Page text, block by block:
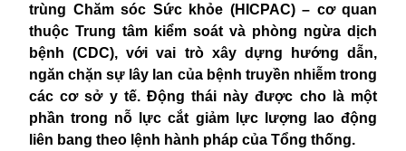
trùng Chăm sóc Sức khỏe (HICPAC) – cơ quan
thuộc Trung tâm kiểm soát và phòng ngừa dịch
bệnh (CDC), với vai trò xây dựng hướng dẫn,
ngăn chặn sự lây lan của bệnh truyền nhiễm trong
các cơ sở y tế. Động thái này được cho là một
phần trong nỗ lực cắt giảm lực lượng lao động
liên bang theo lệnh hành pháp của Tổng thống.